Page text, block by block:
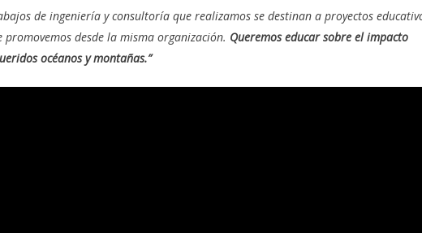
de ingeniería y consultoría que realizamos se destinan a proyectos
desde la misma organización. Queremos educar sobre el impacto
océanos y montañas.”